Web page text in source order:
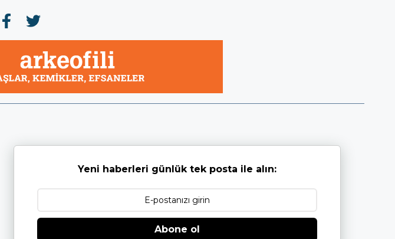
Yeni haberleri günlük tek posta ile alın:
Abone ol